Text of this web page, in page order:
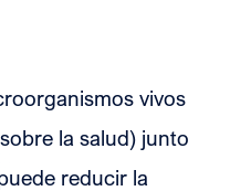
vivos
la salud) junto
reducir la